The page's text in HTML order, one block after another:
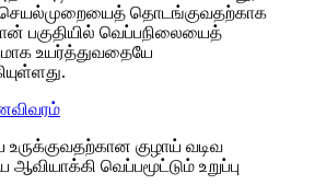
செயல்முறையைத் தொடங்குவதற்காக
பகுதியில் வெப்பநிலையைத்
உயர்த்துவதையே
விவரம்